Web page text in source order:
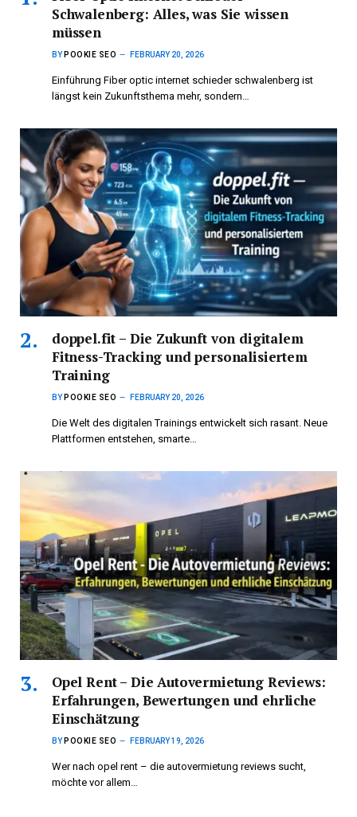
Schwalenberg: Alles, was Sie wissen
müssen
BY POOKIE SEO FEBRUARY 20, 2026
Einführung Fiber optic internet schieder schwalenberg ist
längst kein Zukunftsthema mehr, sondern…
doppel.fit – Die Zukunft von digitalem
Fitness-Tracking und personalisiertem
Training
BY POOKIE SEO FEBRUARY 20, 2026
Die Welt des digitalen Trainings entwickelt sich rasant. Neue
Plattformen entstehen, smarte…
Opel Rent – Die Autovermietung Reviews:
Erfahrungen, Bewertungen und ehrliche
Einschätzung
BY POOKIE SEO FEBRUARY 19, 2026
Wer nach opel rent – die autovermietung reviews sucht,
möchte vor allem…